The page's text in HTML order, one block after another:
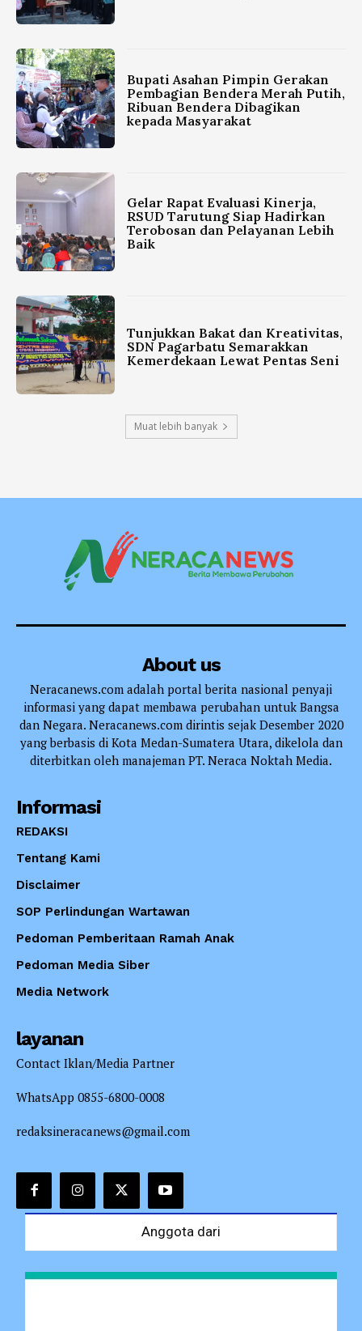
Bupati Asahan Pimpin Gerakan
Pembagian Bendera Merah Putih,
Ribuan Bendera Dibagikan
kepada Masyarakat
Gelar Rapat Evaluasi Kinerja,
RSUD Tarutung Siap Hadirkan
Terobosan dan Pelayanan Lebih
Baik
Tunjukkan Bakat dan Kreativitas,
SDN Pagarbatu Semarakkan
Kemerdekaan Lewat Pentas Seni
Muat lebih banyak
About us
Neracanews.com adalah portal berita nasional penyaji
informasi yang dapat membawa perubahan untuk Bangsa
dan Negara. Neracanews.com dirintis sejak Desember 2020
yang berbasis di Kota Medan-Sumatera Utara, dikelola dan
diterbitkan oleh manajeman PT. Neraca Noktah Media.
Informasi
REDAKSI
Tentang Kami
Disclaimer
SOP Perlindungan Wartawan
Pedoman Pemberitaan Ramah Anak
Pedoman Media Siber
Media Network
layanan
Contact Iklan/Media Partner
WhatsApp 0855-6800-0008
redaksineracanews@gmail.com
Anggota dari